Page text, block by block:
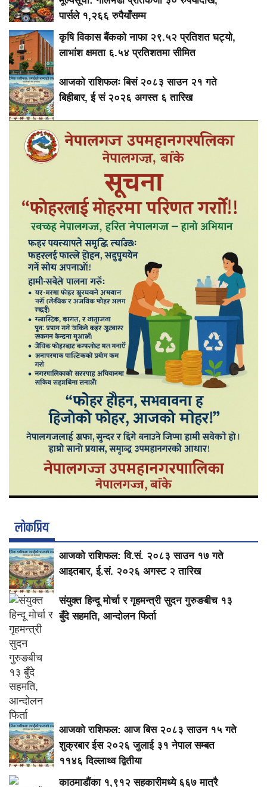
पार्सले १,२६६ रुपैयाँसम्म
कृषि विकास बैंकको नाफा २९.५२ प्रतिशत घट्यो,
लाभांश क्षमता ६.५४ प्रतिशतमा सीमित
आजको राशिफलः बिसं २०८३ साउन २१ गते
बिहीबार, ई सं २०२६ अगस्त ६ तारिख
लाेकप्रिय
आजको राशिफल: वि.सं. २०८३ साउन १७ गते
आइतबार, ई.सं. २०२६ अगस्ट २ तारिख
संयुक्त हिन्दू मोर्चा र गृहमन्त्री सुदन गुरुङबीच १३
बुँदे सहमति, आन्दोलन फिर्ता
आजको राशिफल: आज बिस २०८३ साउन १५ गते
शुक्रबार ईस २०२६ जुलाई ३१ नेपाल सम्बत
११४६ दिल्लाथ्व द्वितीया
काठमाडौंका १,९१२ सहकारीमध्ये ६६७ मात्रै